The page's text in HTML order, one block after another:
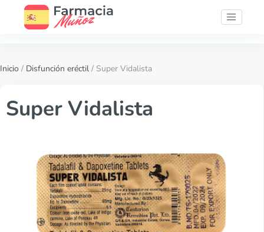
Inicio / Disfunción eréctil / Super Vidalista
Super Vidalista